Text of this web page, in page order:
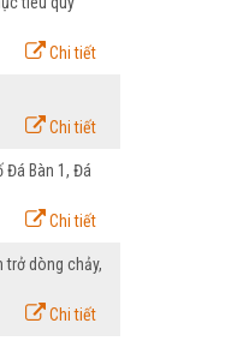
Chi tiết
Chi tiết
Đá Bàn 1, Đá
Chi tiết
trở dòng chảy,
Chi tiết